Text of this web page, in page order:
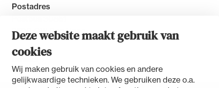
Deze website maakt gebruik van
cookies
Wij maken gebruik van cookies en andere
gelijkwaardige technieken. We gebruiken deze o.a.
Postadres
2500 GW Den Haag